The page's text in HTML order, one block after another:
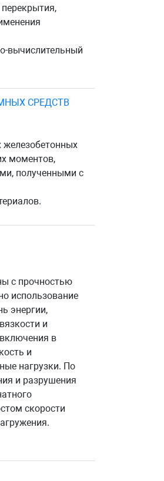
вычислительный
СРЕДСТВ
железобетонных
моментов,
полученными с
с прочностью
использование
энергии,
и
в
и
нагрузки. По
и разрушения
скорости